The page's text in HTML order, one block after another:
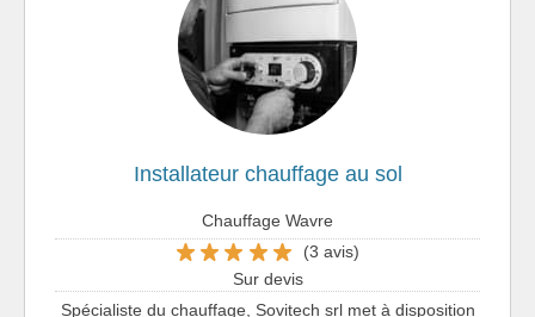
Installateur chauffage au sol
Chauffage Wavre
(3 avis)
Sur devis
Spécialiste du chauffage, Sovitech srl met à disposition